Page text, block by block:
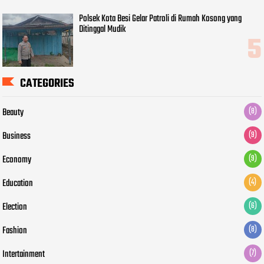
Polsek Kota Besi Gelar Patroli di Rumah Kosong yang
Ditinggal Mudik
CATEGORIES
Beauty (8)
Business (9)
Economy (9)
Education (4)
Election (6)
Fashion (8)
Intertainment (7)